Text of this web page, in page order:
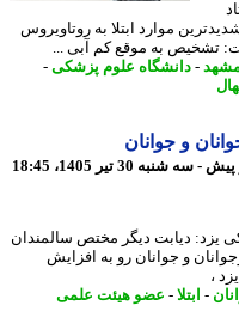
موارد ابتلا به روتاویروس
به موقع کم آبی ...
-دانشگاه علوم پزشکی-
و جوانان
دیابت دیگر مختص سالمندان
و جوانان رو به افزایش
ابتلا-عضو هیئت علمی